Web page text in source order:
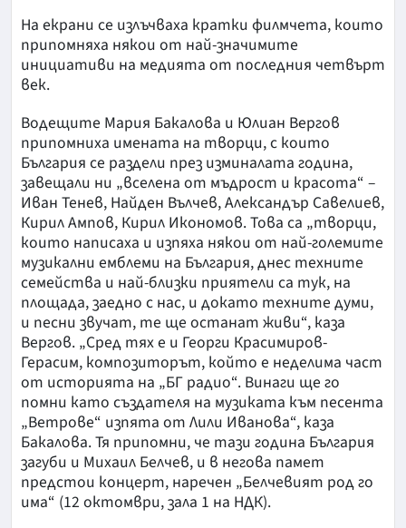
На екрани се излъчваха кратки филмчета, които
припомняха някои от най-значимите
инициативи на медията от последния четвърт
век.
Водещите Мария Бакалова и Юлиан Вергов
припомниха имената на творци, с които
България се раздели през изминалата година,
завещали ни „вселена от мъдрост и красота“ –
Иван Тенев, Найден Вълчев, Александър Савелиев,
Кирил Ампов, Кирил Икономов. Това са „творци,
които написаха и изпяха някои от най-големите
музикални емблеми на България, днес техните
семейства и най-близки приятели са тук, на
площада, заедно с нас, и докато техните думи,
и песни звучат, те ще останат живи“, каза
Вергов. „Сред тях е и Георги Красимиров-
Герасим, композиторът, който е неделима част
от историята на „БГ радио“. Винаги ще го
помни като създателя на музиката към песента
„Ветрове“ изпята от Лили Иванова“, каза
Бакалова. Тя припомни, че тази година България
загуби и Михаил Белчев, и в негова памет
предстои концерт, наречен „Белчевият род го
има“ (12 октомври, зала 1 на НДК).